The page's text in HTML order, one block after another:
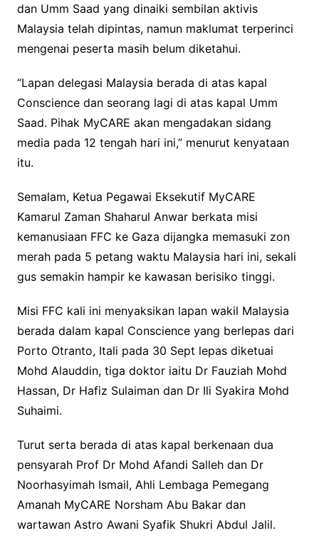
dan Umm Saad yang dinaiki sembilan aktivis
Malaysia telah dipintas, namun maklumat terperinci
mengenai peserta masih belum diketahui.
“Lapan delegasi Malaysia berada di atas kapal
Conscience dan seorang lagi di atas kapal Umm
Saad. Pihak MyCARE akan mengadakan sidang
media pada 12 tengah hari ini,” menurut kenyataan
itu.
Semalam, Ketua Pegawai Eksekutif MyCARE
Kamarul Zaman Shaharul Anwar berkata misi
kemanusiaan FFC ke Gaza dijangka memasuki zon
merah pada 5 petang waktu Malaysia hari ini, sekali
gus semakin hampir ke kawasan berisiko tinggi.
Misi FFC kali ini menyaksikan lapan wakil Malaysia
berada dalam kapal Conscience yang berlepas dari
Porto Otranto, Itali pada 30 Sept lepas diketuai
Mohd Alauddin, tiga doktor iaitu Dr Fauziah Mohd
Hassan, Dr Hafiz Sulaiman dan Dr Ili Syakira Mohd
Suhaimi.
Turut serta berada di atas kapal berkenaan dua
pensyarah Prof Dr Mohd Afandi Salleh dan Dr
Noorhasyimah Ismail, Ahli Lembaga Pemegang
Amanah MyCARE Norsham Abu Bakar dan
wartawan Astro Awani Syafik Shukri Abdul Jalil.